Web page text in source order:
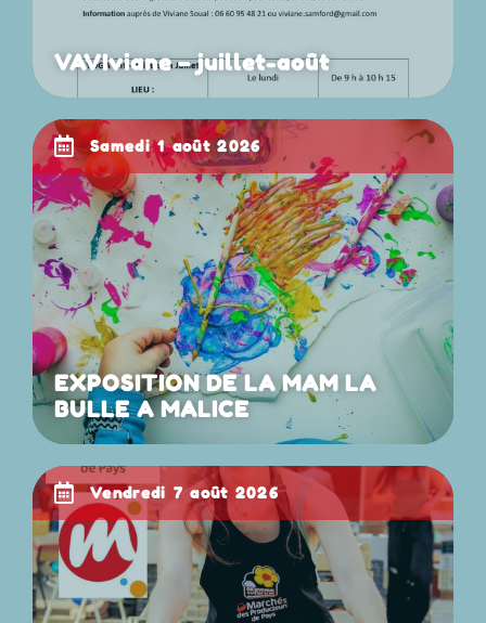
VAVIviane – juillet-août
samedi 1 août 2026
EXPOSITION DE LA MAM LA
BULLE A MALICE
vendredi 7 août 2026